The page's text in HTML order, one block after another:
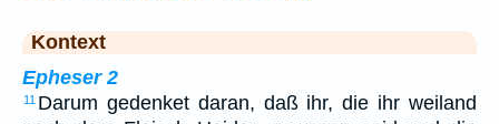
Kontext
Epheser 2
11 Darum gedenket daran, daß ihr, die ihr weiland